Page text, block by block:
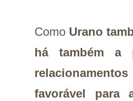
Como Urano
há também a
favorável